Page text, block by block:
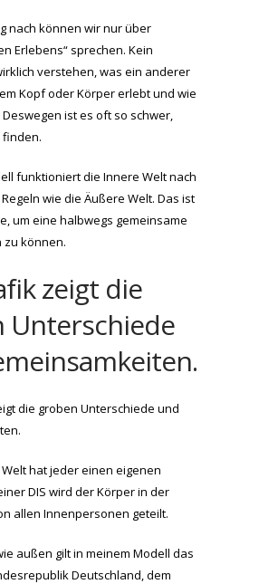
nach können wir nur über
Erlebens“ sprechen. Kein
verstehen, was ein anderer
Kopf oder Körper erlebt und wie
ist es oft so schwer,
funktioniert die Innere Welt nach
wie die Äußere Welt. Das ist
um eine halbwegs gemeinsame
zu können.
zeigt die
Unterschiede
hat jeder einen eigenen
DIS wird der Körper in der
allen Innenpersonen geteilt.
außen gilt in meinem Modell das
Deutschland, dem